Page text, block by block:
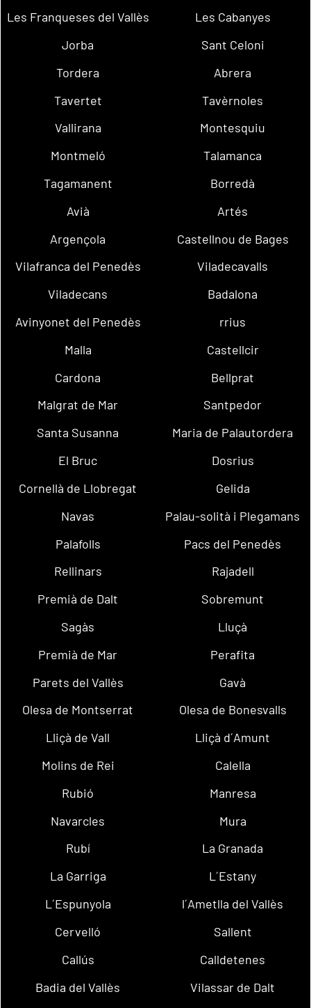
Les Franqueses del Vallès
Les Cabanyes
Jorba
Sant Celoni
Tordera
Abrera
Tavertet
Tavèrnoles
Vallirana
Montesquiu
Montmeló
Talamanca
Tagamanent
Borredà
Avià
Artés
Argençola
Castellnou de Bages
Vilafranca del Penedès
Viladecavalls
Viladecans
Badalona
Avinyonet del Penedès
rrius
Malla
Castellcir
Cardona
Bellprat
Malgrat de Mar
Santpedor
Santa Susanna
Maria de Palautordera
El Bruc
Dosrius
Cornellà de Llobregat
Gelida
Navas
Palau-solità i Plegamans
Palafolls
Pacs del Penedès
Rellinars
Rajadell
Premià de Dalt
Sobremunt
Sagàs
Lluçà
Premià de Mar
Perafita
Parets del Vallès
Gavà
Olesa de Montserrat
Olesa de Bonesvalls
Lliçà de Vall
Lliçà d´Amunt
Molins de Rei
Calella
Rubió
Manresa
Navarcles
Mura
Rubí
La Granada
La Garriga
L´Estany
L´Espunyola
l´Ametlla del Vallès
Cervelló
Sallent
Callús
Calldetenes
Badia del Vallès
Vilassar de Dalt